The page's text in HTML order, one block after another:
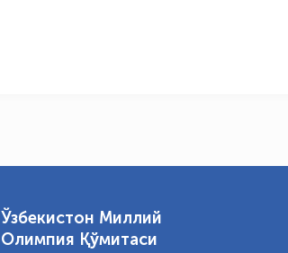
Ўзбекистон Миллий
Олимпия Қўмитаси